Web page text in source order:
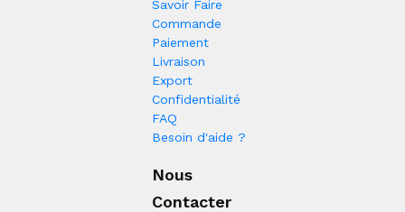
Savoir Faire
Commande
Paiement
Livraison
Export
Confidentialité
FAQ
Besoin d'aide ?
Nous
Contacter